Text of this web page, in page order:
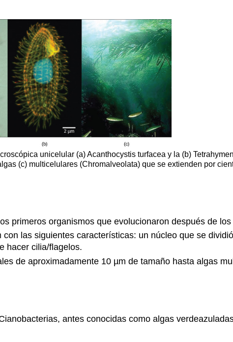
unicelular (a) Acanthocystis turfacea y la (b)
(c) multicelulares (Chromalveolata) que se extienden por
primeros organismos que evolucionaron después de
las siguientes características: un núcleo que se
hacer cilia/flagelos.
de aproximadamente 10 µm de tamaño hasta algas
antes conocidas como algas